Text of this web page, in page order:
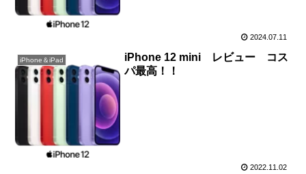
2024.07.11
iPhone＆iPad
iPhone 12 mini レビュー コス
パ最高！！
2022.11.02